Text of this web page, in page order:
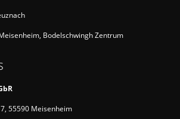
Bodelschwingh Zentrum
55590 Meisenheim